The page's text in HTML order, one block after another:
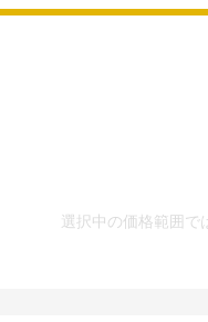
選択中の価格範囲で